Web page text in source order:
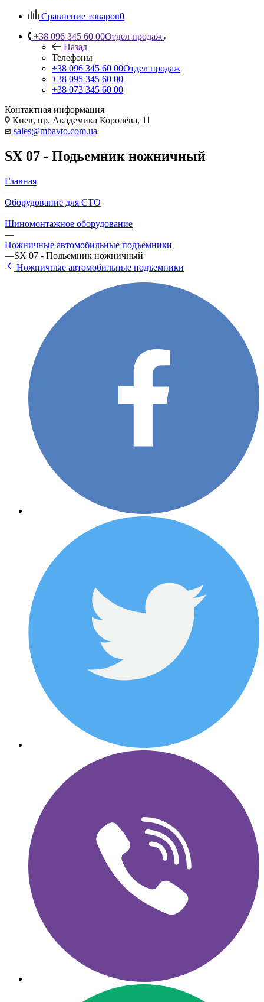
Сравнение товаров0
+38 096 345 60 00Отдел продаж
Назад
Телефоны
+38 096 345 60 00Отдел продаж
+38 095 345 60 00
+38 073 345 60 00
Контактная информация
Киев, пр. Академика Королёва, 11
sales@mbavto.com.ua
SX 07 - Подьемник ножничный
Главная
—
Оборудование для СТО
—
Шиномонтажное оборудование
—
Ножничные автомобильные подъемники
—SX 07 - Подьемник ножничный
Ножничные автомобильные подъемники